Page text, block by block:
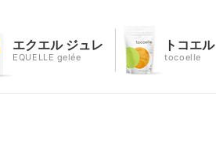
エクエル ジュレ
EQUELLE gelée
トコエル
tocoelle